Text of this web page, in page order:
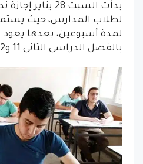
بدأت السبت 28
لطلاب المدارس، حيث
لمدة أسبوعين، بعدها
بالفصل الدراسى الثانى 11 و12 نوفمبر المقبل.